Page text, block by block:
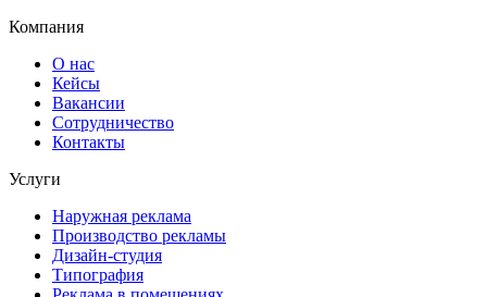
Компания
О нас
Кейсы
Вакансии
Сотрудничество
Контакты
Услуги
Наружная реклама
Производство рекламы
Дизайн-студия
Типография